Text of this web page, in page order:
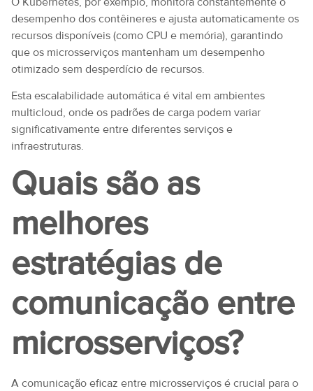
desempenho dos contêineres e ajusta automaticamente os
recursos disponíveis (como CPU e memória), garantindo
que os microsserviços mantenham um desempenho
otimizado sem desperdício de recursos.
Esta escalabilidade automática é vital em ambientes
multicloud, onde os padrões de carga podem variar
significativamente entre diferentes serviços e
infraestruturas.
Quais são as
melhores
estratégias de
comunicação entre
microsserviços?
A comunicação eficaz entre microsserviços é crucial para o